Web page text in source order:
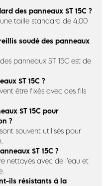
des panneaux ST 15C ?
une taille standard de 4,00
soudé des panneaux
panneaux ST 15C est de
ST 15C ?
être fixés avec des fils
ST 15C pour
?
souvent utilisés pour
ST 15C ?
nettoyés avec de l’eau et
ils résistants à la